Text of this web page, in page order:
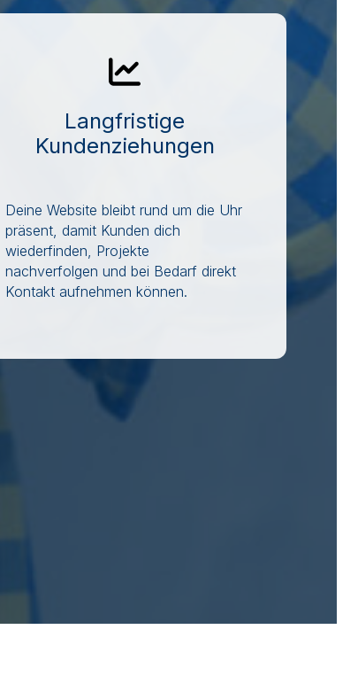
Langfristige
Kundenziehungen
Deine Website bleibt rund um die Uhr
präsent, damit Kunden dich
wiederfinden, Projekte
nachverfolgen und bei Bedarf direkt
Kontakt aufnehmen können.